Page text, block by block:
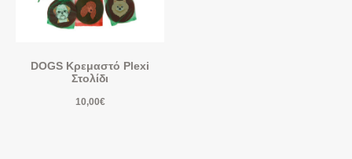
DOGS Κρεμαστό Plexi
Στολίδι
10,00€